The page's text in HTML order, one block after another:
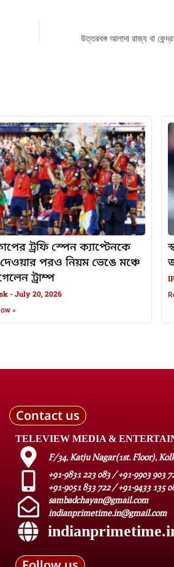
উত্তরবঙ্গ আলাদা রাজ্য বা
ট্রফি স্পেন ক্যাপ্টেনকে
পরও নিয়ম ভেঙে মঞ্চে
ট্রাম্প
July 20, 2026
»
Contact us
TELEVIEW MEDIA &
F/34, Katju Nagar(1st. Floor),
+91-9831 223 083 / +91-9903 903
+91-9051 833 722 / +91-9433 135
sambadchayan@gmail.com
indianprimetime.in@gmail.com